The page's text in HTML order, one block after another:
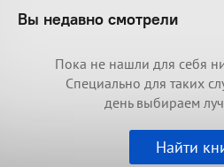
Вы недавно смотрели
Пока не нашли для себя
Специально для таких
день выбираем
Найти